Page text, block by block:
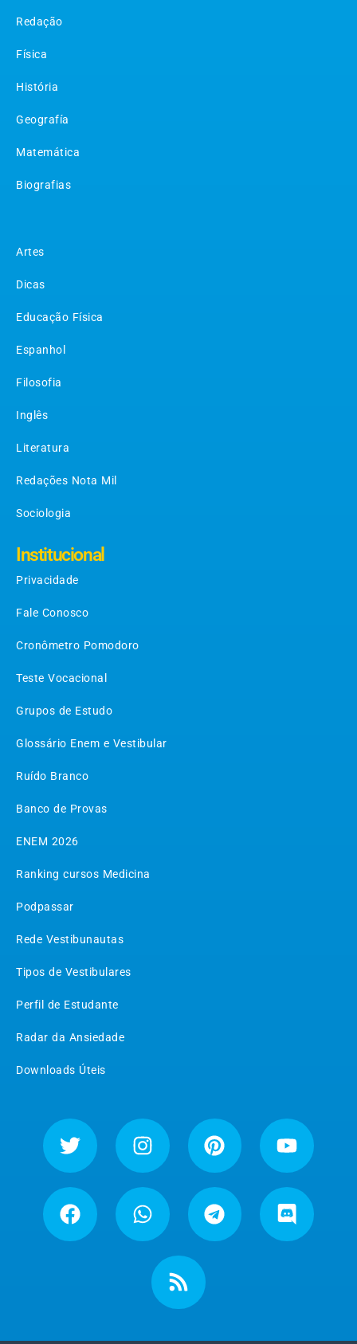
Redação
Física
História
Geografía
Matemática
Biografias
Artes
Dicas
Educação Física
Espanhol
Filosofia
Inglês
Literatura
Redações Nota Mil
Sociologia
Institucional
Privacidade
Fale Conosco
Cronômetro Pomodoro
Teste Vocacional
Grupos de Estudo
Glossário Enem e Vestibular
Ruído Branco
Banco de Provas
ENEM 2026
Ranking cursos Medicina
Podpassar
Rede Vestibunautas
Tipos de Vestibulares
Perfil de Estudante
Radar da Ansiedade
Downloads Úteis